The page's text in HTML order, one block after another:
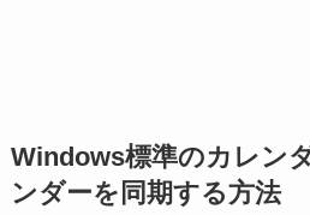
Windows標準のカレン
ンダーを同期する方法